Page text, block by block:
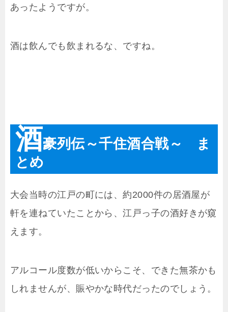
あったようですが。
酒は飲んでも飲まれるな、ですね。
酒豪列伝～千住酒合戦～ ま
とめ
大会当時の江戸の町には、約2000件の居酒屋が
軒を連ねていたことから、江戸っ子の酒好きが窺
えます。
アルコール度数が低いからこそ、できた無茶かも
しれませんが、賑やかな時代だったのでしょう。